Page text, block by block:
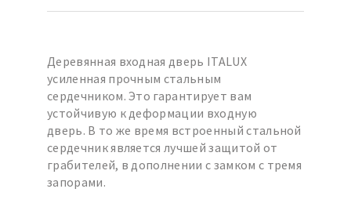
Деревянная входная дверь ITALUX
усиленная прочным стальным
сердечником. Это гарантирует вам
устойчивую к деформации входную
дверь. В то же время встроенный стальной
сердечник является лучшей защитой от
грабителей, в дополнении с замком с тремя
запорами.